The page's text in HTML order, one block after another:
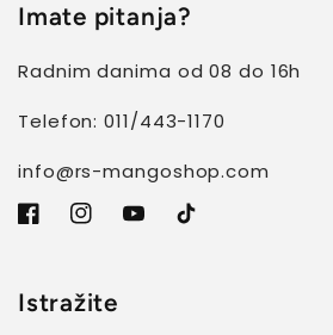
Imate pitanja?
Radnim danima od 08 do 16h
Telefon: 011/443-1170
info@rs-mangoshop.com
FacebookInstagramYouTubeTikTok
Istražite